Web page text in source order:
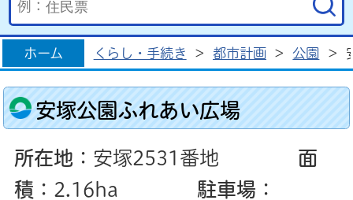
ホーム くらし・手続き > 都市計画 > 公園 >
安塚公園ふれあい広場
所在地 ：安塚2531番地 面
積 ：2.16ha 駐車場 ：